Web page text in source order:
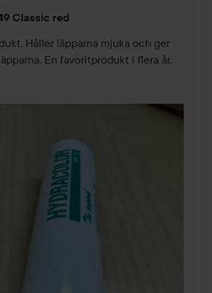
Classic red
Håller läpparna mjuka och ger
En favoritprodukt i flera år.